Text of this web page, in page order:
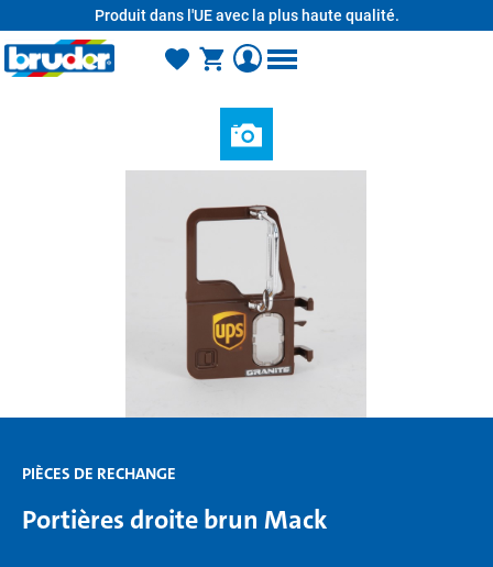
Produit dans l'UE avec la plus haute qualité.
PIÈCES DE RECHANGE
Portières droite brun Mack